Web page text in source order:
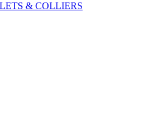
& COLLIERS